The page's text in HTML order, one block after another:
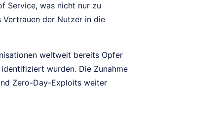
Service, was nicht nur zu
der Nutzer in die
weltweit bereits Opfer
wurden. Die Zunahme
Zero-Day-Exploits weiter